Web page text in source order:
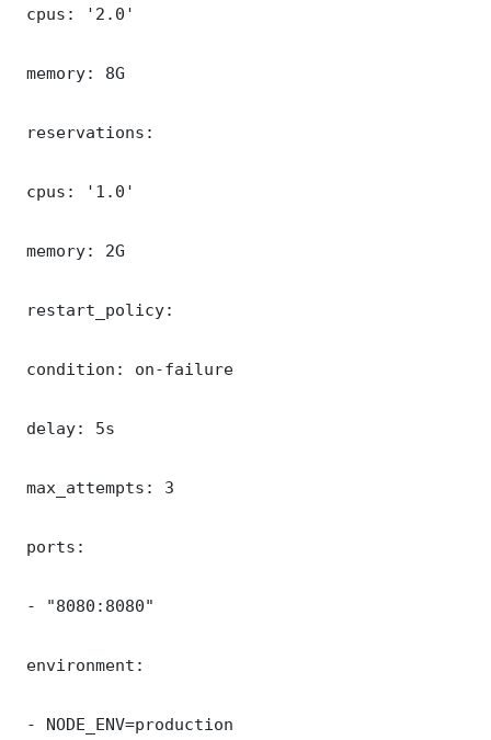
cpus: '2.0'
memory: 8G
reservations:
cpus: '1.0'
memory: 2G
restart_policy:
condition: on-failure
delay: 5s
max_attempts: 3
ports:
- "8080:8080"
environment:
- NODE_ENV=production